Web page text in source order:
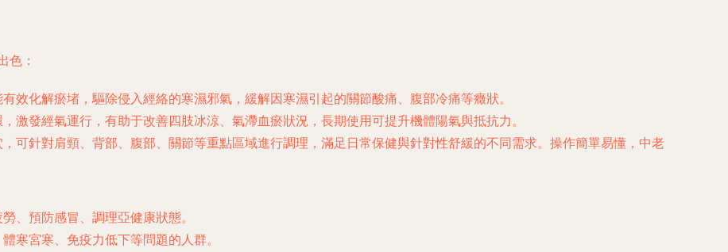
色：
有效化解瘀堵，驅除侵入經絡的寒濕邪氣，緩解因寒濕引起的關節酸痛、腹部冷痛等癥狀。
，激發經氣運行，有助于改善四肢冰涼、氣滯血瘀狀況，長期使用可提升機體陽氣與抵抗力。
，可針對肩頸、背部、腹部、關節等重點區域進行調理，滿足日常保健與針對性舒緩的不同需求。操作簡單易懂，中老
、預防感冒、調理亞健康狀態。
寒宮寒、免疫力低下等問題的人群。